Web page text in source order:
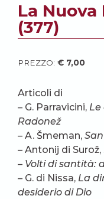
La Nuova
(377)
PREZZO: € 7,00
Articoli di
– G. Parravicini, Le
Radonež
– A. Šmeman,
– Antonij di Surož,
– Volti di santità:
– G. di Nissa, La
desiderio di Dio